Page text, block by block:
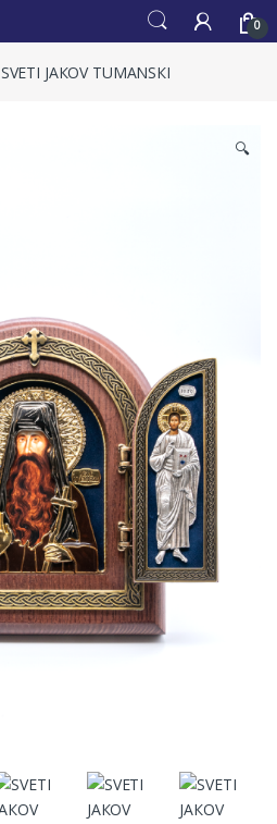
0
SVETI JAКOV TUMANSКI
🔍